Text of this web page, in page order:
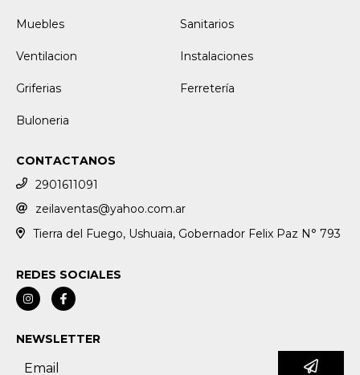
Muebles Sanitarios
Ventilacion Instalaciones
Griferias Ferretería
Buloneria
CONTACTANOS
2901611091
zeilaventas@yahoo.com.ar
Tierra del Fuego, Ushuaia, Gobernador Felix Paz N° 793
REDES SOCIALES
NEWSLETTER